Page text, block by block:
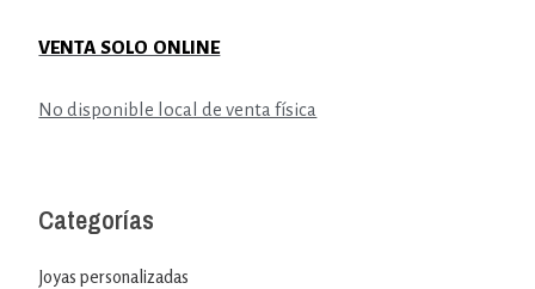
VENTA SOLO ONLINE
No disponible local de venta física
Categorías
Joyas personalizadas